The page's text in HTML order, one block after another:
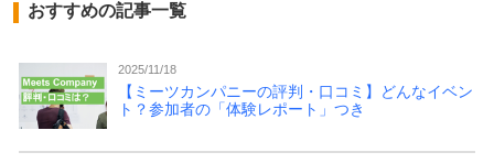
おすすめの記事一覧
2025/11/18
【ミーツカンパニーの評判・口コミ】どんなイベン
ト？参加者の「体験レポート」つき